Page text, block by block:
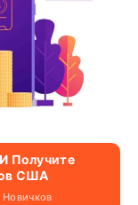
Получите
США